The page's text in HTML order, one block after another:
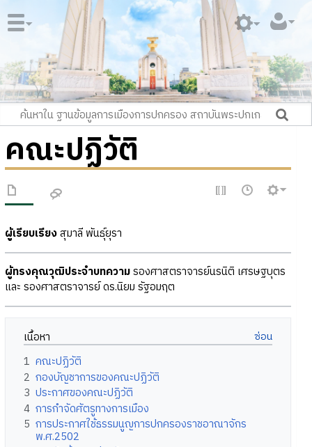
คณะปฏิวัติ
ผู้เรียบเรียงสุมาลี พันธุ์ยุรา
ผู้ทรงคุณวุฒิประจำบทความรองศาสตราจารย์นรนิติ เศรษฐบุตร
และ รองศาสตราจารย์ ดร.นิยม รัฐอมฤต
เนื้อหา
1 คณะปฏิวัติ
2 กองบัญชาการของคณะปฏิวัติ
3 ประกาศของคณะปฏิวัติ
4 การกำจัดศัตรูทางการเมือง
5 การประกาศใช้ธรรมนูญการปกครองราชอาณาจักร
พ.ศ.2502